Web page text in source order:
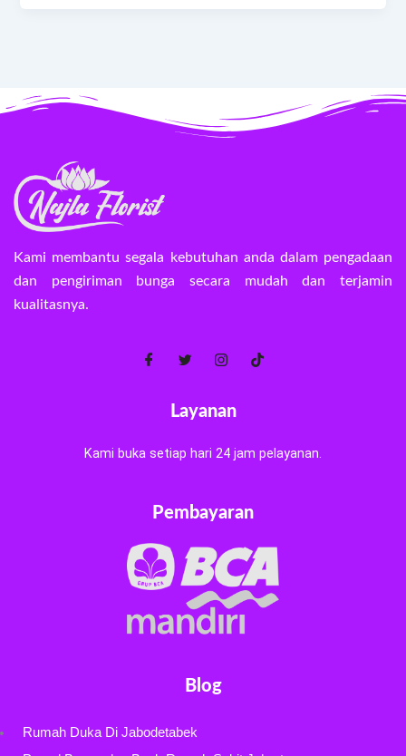
Kami membantu segala kebutuhan anda dalam pengadaan
dan pengiriman bunga secara mudah dan terjamin
kualitasnya.
Layanan
Kami buka setiap hari 24 jam pelayanan.
Pembayaran
Blog
Rumah Duka Di Jabodetabek